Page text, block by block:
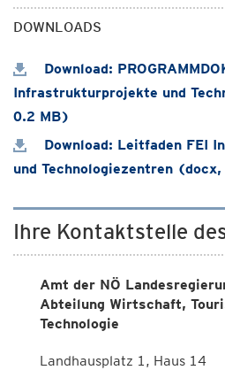
DOWNLOADS
Download:
Infrastrukturprojekte und
0.2 MB)
Download: Leitfaden FEI
und Technologiezentren
Ihre Kontaktstelle
Amt der NÖ
Abteilung Wirtschaft,
Technologie
Landhausplatz 1, Haus 14